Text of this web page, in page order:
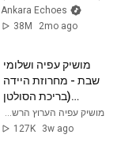
Ankara Echoes
38M
2mo ago
ירושלים, לייב)מושיק עפיה הערוץ הרשמי Moshik Afia Official
127K
3w ago